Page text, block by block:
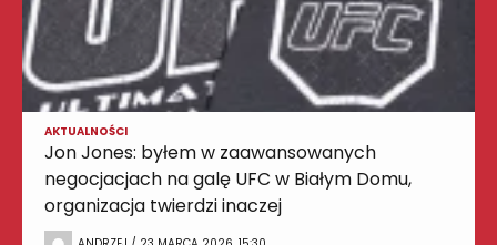
AKTUALNOŚCI
Jon Jones: byłem w zaawansowanych
negocjacjach na galę UFC w Białym Domu,
organizacja twierdzi inaczej